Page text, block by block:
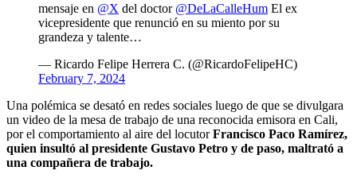
mensaje en @X del doctor @DeLaCalleHum El ex
vicepresidente que renunció en su miento por su
grandeza y talente…
— Ricardo Felipe Herrera C. (@RicardoFelipeHC)
February 7, 2024
Una polémica se desató en redes sociales luego de que se divulgara
un video de la mesa de trabajo de una reconocida emisora en Cali,
por el comportamiento al aire del locutorFrancisco Paco Ramírez,
quien insultó al presidente Gustavo Petro y de paso, maltrató a
una compañera de trabajo.